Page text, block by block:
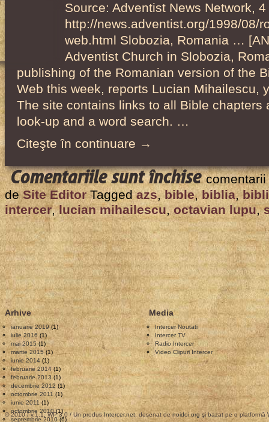
Source: Adventist News Network,
http://news.adventist.org/1998/08/
web.html Slobozia, Romania …
Adventist Church in Slobozia,
publishing of the Romanian version of the
Web this week, reports Lucian Mihailescu,
The site contains links to all Bible chapters
look-up and a word search. …
Citeşte în continuare →
Comentariile sunt închisepentru
Romanian
Bible
on
the
Web
/
Biblia
in
limba
romana
pe
web,
ANN,
August
4,
de Site EditorTaggedazs,bible,biblia,
intercer,lucian mihailescu,octavian lupu,
Arhive
ianuarie 2019(1)
iulie 2016 (1)
mai 2015(1)
martie 2015(1)
iunie 2014 (1)
februarie 2014 (1)
februarie 2013 (1)
decembrie 2012 (1)
octombrie 2011 (1)
iunie 2011 (1)
octombrie 2010 (1)
septembrie 2010 (6)
Media
Intercer Noutati
Intercer TV
Radio Intercer
Video Clipuri Intercer
© 2010 / v.1.1, WP 3.0 / Un produs Intercer.net , desenat denoidoi.org şi bazat pe o platformă